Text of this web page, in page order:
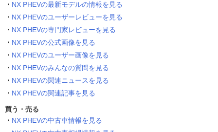
NX PHEVの最新モデルの情報を見る
NX PHEVのユーザーレビューを見る
NX PHEVの専門家レビューを見る
NX PHEVの公式画像を見る
NX PHEVのユーザー画像を見る
NX PHEVのみんなの質問を見る
NX PHEVの関連ニュースを見る
NX PHEVの関連記事を見る
買う・売る
NX PHEVの中古車情報を見る